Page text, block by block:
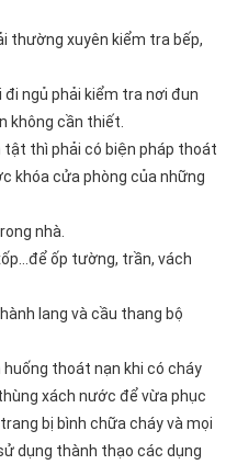
thường xuyên kiểm tra bếp,
ngủ phải kiểm tra nơi đun
không cần thiết.
tật thì phải có biện pháp thoát
khóa cửa phòng của những
nhà.
ốp tường, trần, vách
lang và cầu thang bộ
thoát nạn khi có cháy
xách nước để vừa phục
bị bình chữa cháy và mọi
dụng thành thạo các dụng